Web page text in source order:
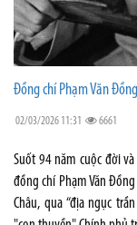
Đồng chí Phạm Văn
02/03/2026 11:31 6661
Suốt 94 năm cuộc đời
đồng chí Phạm Văn
Châu, qua “địa ngục